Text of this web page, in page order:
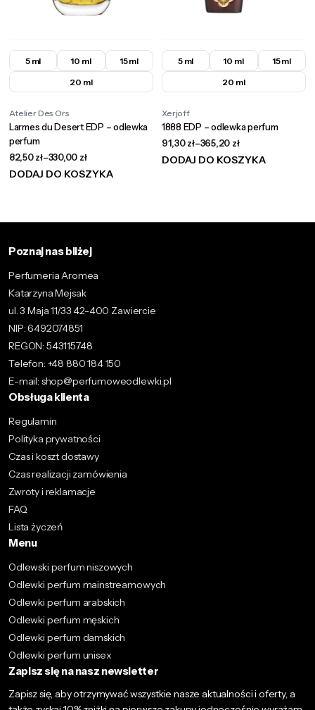
5 ml 10 ml
15 ml
20 ml
Larmes du Desert EDP – odlewka
perfum
82,50zł–330,00 zł
DODAJ DO KOSZYKA
Atelier Des Ors
5 ml 10 ml
15 ml
20 ml
1888 EDP – odlewka perfum
91,30zł–365,20 zł
DODAJ DO KOSZYKA
Xerjoff
Poznaj nas bliżej
Perfumeria Aromea
Katarzyna Mejsak
ul. 3 Maja 11/33 42-400 Zawiercie
NIP: 6492074851
REGON: 543115748
Telefon: +48 880 184 150
E-mail: shop@perfumoweodlewki.pl
Obsługa klienta
Regulamin
Polityka prywatności
Czas i koszt dostawy
Czas realizacji zamówienia
Zwroty i reklamacje
FAQ
Lista życzeń
Menu
Odlewski perfum niszowych
Odlewki perfum mainstreamowych
Odlewki perfum arabskich
Odlewki perfum męskich
Odlewki perfum damskich
Odlewki perfum unisex
Zapisz się na nasz newsletter
Zapisz się, aby otrzymywać wszystkie nasze aktualności i oferty, a